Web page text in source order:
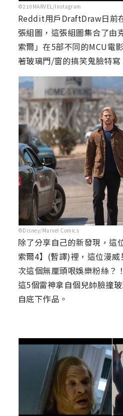
©210MARVEL/Instagram
Reddit用戶DraftDraw日前
張組圖，這張組圖集合了由
索爾」在5部不同的MCU電
著玻璃門/窗的搞笑鬼臉特寫
©Disney/Marvel Comics
除了分享自己的新發現，這
索爾4】(暫譯)裡，這位漫
次這個無厘頭哏娛樂粉絲？
這5個雷神拿自個兒帥臉撞
自底下作品。